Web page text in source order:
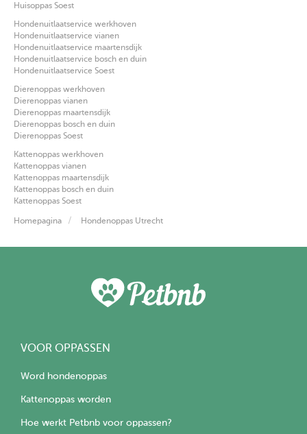
Huisoppas Soest
Hondenuitlaatservice werkhoven
Hondenuitlaatservice vianen
Hondenuitlaatservice maartensdijk
Hondenuitlaatservice bosch en duin
Hondenuitlaatservice Soest
Dierenoppas werkhoven
Dierenoppas vianen
Dierenoppas maartensdijk
Dierenoppas bosch en duin
Dierenoppas Soest
Kattenoppas werkhoven
Kattenoppas vianen
Kattenoppas maartensdijk
Kattenoppas bosch en duin
Kattenoppas Soest
Homepagina Hondenoppas Utrecht
VOOR OPPASSEN
Word hondenoppas
Kattenoppas worden
Hoe werkt Petbnb voor oppassen?